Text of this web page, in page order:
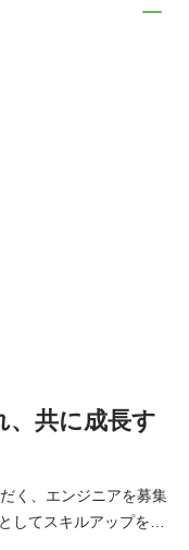
、共に成長す
く、エンジニアを募集
してスキルアップを目